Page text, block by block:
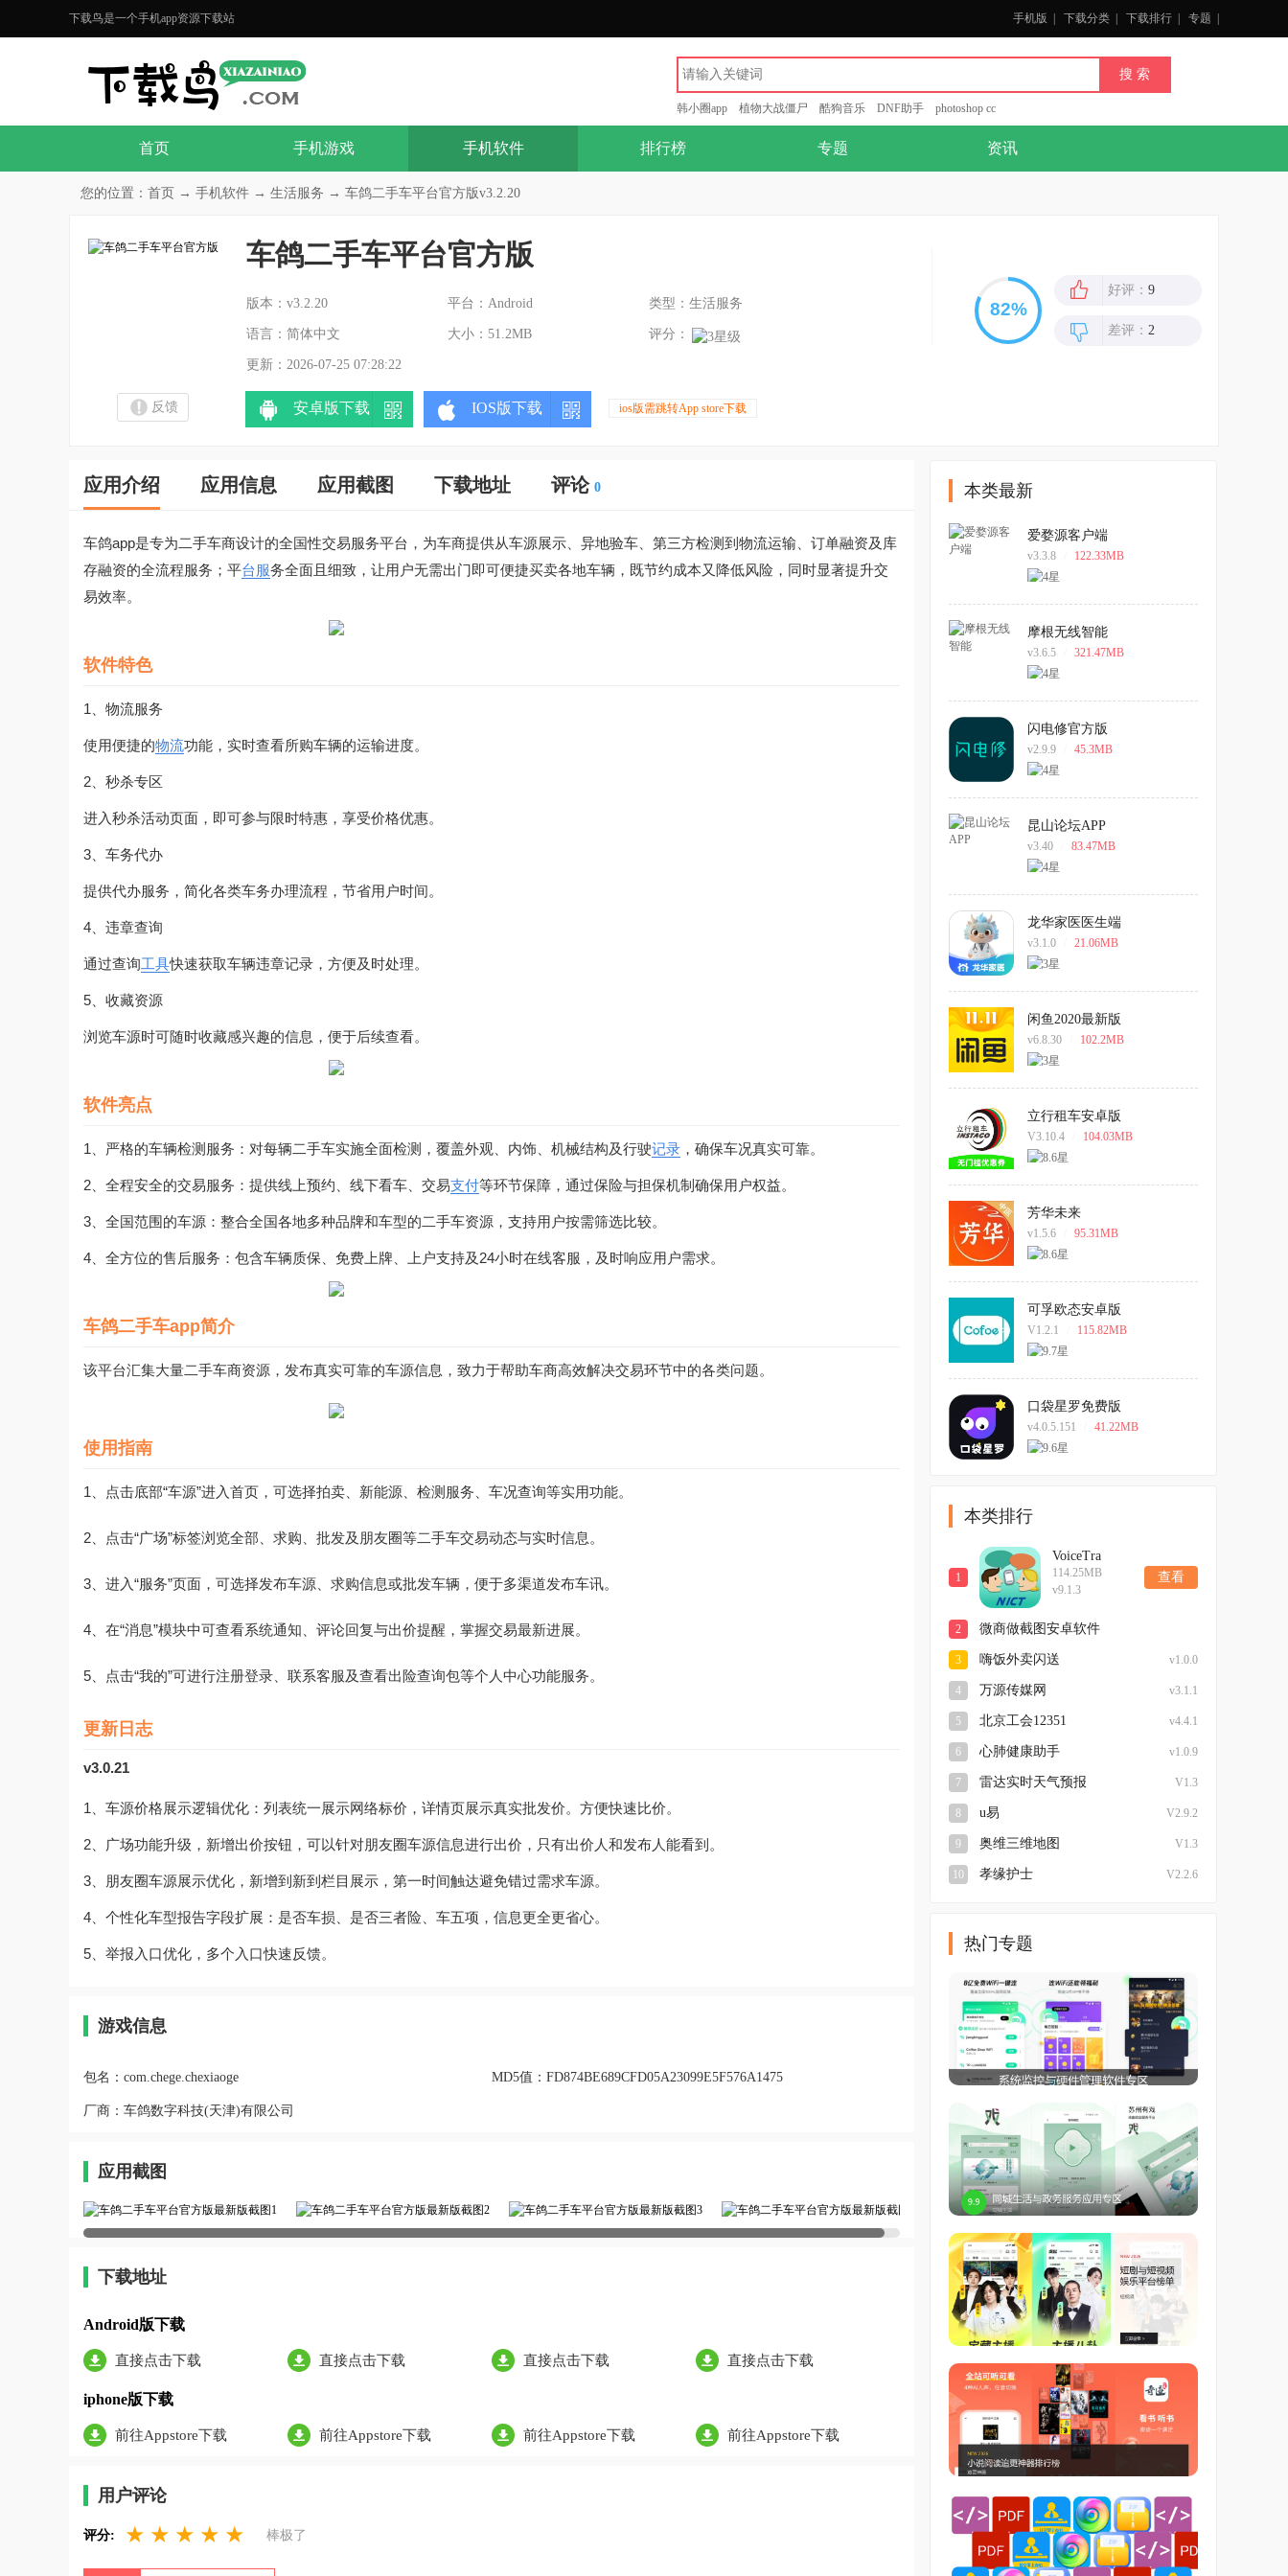
下载鸟是一个手机app资源下载站 手机版 下载分类 下载排行 专题
韩小圈app 植物大战僵尸 酷狗音乐 DNF助手 photoshop cc
首页 手机游戏 手机软件 排行榜 专题 资讯
您的位置： 首页 → 手机软件 → 生活服务 → 车鸽二手车平台官方版v3.2.20
车鸽二手车平台官方版
版本：v3.2.20 平台：Android 类型：生活服务
语言：简体中文 大小：51.2MB 评分：
更新：2026-07-25 07:28:22
反馈 安卓版下载 IOS版下载 ios版需跳转App store下载
好评： 9
差评： 2
应用介绍 应用信息 应用截图 下载地址 评论 0
车鸽app是专为二手车商设计的全国性交易服务平台，为车商提供从车源展示、异地验车、第三方检测到物流运输、订单融资及库
存融资的全流程服务；平台服务全面且细致，让用户无需出门即可便捷买卖各地车辆，既节约成本又降低风险，同时显著提升交
易效率。
软件特色
1、物流服务
使用便捷的物流功能，实时查看所购车辆的运输进度。
2、秒杀专区
进入秒杀活动页面，即可参与限时特惠，享受价格优惠。
3、车务代办
提供代办服务，简化各类车务办理流程，节省用户时间。
4、违章查询
通过查询工具快速获取车辆违章记录，方便及时处理。
5、收藏资源
浏览车源时可随时收藏感兴趣的信息，便于后续查看。
软件亮点
1、严格的车辆检测服务：对每辆二手车实施全面检测，覆盖外观、内饰、机械结构及行驶记录 ，确保车况真实可靠。
2、全程安全的交易服务：提供线上预约、线下看车、交易支付等环节保障，通过保险与担保机制确保用户权益。
3、全国范围的车源：整合全国各地多种品牌和车型的二手车资源，支持用户按需筛选比较。
4、全方位的售后服务：包含车辆质保、免费上牌、上户支持及24小时在线客服，及时响应用户需求。
车鸽二手车app简介
该平台汇集大量二手车商资源，发布真实可靠的车源信息，致力于帮助车商高效解决交易环节中的各类问题。
使用指南
1、点击底部“车源”进入首页，可选择拍卖、新能源、检测服务、车况查询等实用功能。
2、点击“广场”标签浏览全部、求购、批发及朋友圈等二手车交易动态与实时信息。
3、进入“服务”页面，可选择发布车源、求购信息或批发车辆，便于多渠道发布车讯。
4、在“消息”模块中可查看系统通知、评论回复与出价提醒，掌握交易最新进展。
5、点击“我的”可进行注册登录、联系客服及查看出险查询包等个人中心功能服务。
更新日志
v3.0.21
1、车源价格展示逻辑优化：列表统一展示网络标价，详情页展示真实批发价。方便快速比价。
2、广场功能升级，新增出价按钮，可以针对朋友圈车源信息进行出价，只有出价人和发布人能看到。
3、朋友圈车源展示优化，新增到新到栏目展示，第一时间触达避免错过需求车源。
4、个性化车型报告字段扩展：是否车损、是否三者险、车五项，信息更全更省心。
5、举报入口优化，多个入口快速反馈。
游戏信息
包名： com.chege.chexiaoge MD5值： FD874BE689CFD05A23099E5F576A1475
厂商： 车鸽数字科技(天津)有限公司
应用截图
下载地址
Android版下载
直接点击下载 直接点击下载 直接点击下载 直接点击下载
iphone版下载
前往Appstore下载 前往Appstore下载 前往Appstore下载 前往Appstore下载
用户评论
评分: ★ ★ ★ ★ ★ 棒极了
本类最新
爱婺源客户端
v3.3.8 122.33MB
摩根无线智能
v3.6.5 321.47MB
闪电修官方版
v2.9.9 45.3MB
昆山论坛APP
v3.40 83.47MB
龙华家医医生端
v3.1.0 21.06MB
闲鱼2020最新版
v6.8.30 102.2MB
立行租车安卓版
V3.10.4 104.03MB
芳华未来
v1.5.6 95.31MB
可孚欧态安卓版
V1.2.1 115.82MB
口袋星罗免费版
v4.0.5.151 41.22MB
本类排行
1
VoiceTra
114.25MB
v9.1.3
查看
2 微商做截图安卓软件
3 嗨饭外卖闪送 v1.0.0
4 万源传媒网 v3.1.1
5 北京工会12351 v4.4.1
6 心肺健康助手 v1.0.9
7 雷达实时天气预报 V1.3
8 u易 V2.9.2
9 奥维三维地图 V1.3
10 孝缘护士 V2.2.6
热门专题